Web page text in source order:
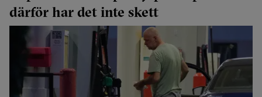
därför har det inte skett